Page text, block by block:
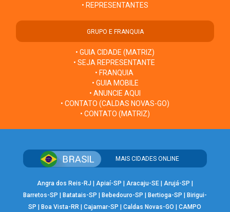
• REPRESENTANTES
GRUPO E FRANQUIA
• GUIA CIDADE (MATRIZ)
• SEJA REPRESENTANTE
• FRANQUIA
• GUIA MOBILE
• ANUNCIE AQUI
• CONTATO (CALDAS NOVAS-GO)
• CONTATO (MATRIZ)
MAIS CIDADES ONLINE
Angra dos Reis-RJ Apiaí-SP Aracaju-SE| Arujá-SP
Barretos-SP
Batatais-SP Bebedouro-SP Bertioga-SP
Birigui-
SP
Boa Vista-RR |Cajamar-SP |Caldas Novas-GO |CAMPO